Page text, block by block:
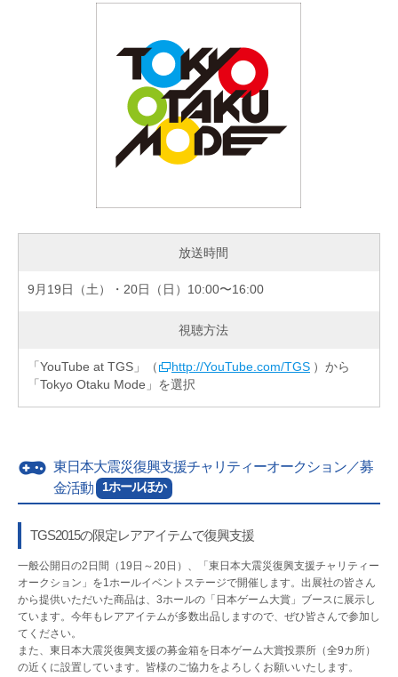
放送時間
9月19日（土）・20日（日）10:00〜16:00
視聴方法
「YouTube at TGS」（ http://YouTube.com/TGS ）から
「Tokyo Otaku Mode」を選択
東日本大震災復興支援チャリティーオークション／募
金活動
1ホールほか
TGS2015の限定レアアイテムで復興支援
一般公開日の2日間（19日～20日）、「東日本大震災復興支援チャリティー
オークション」を1ホールイベントステージで開催します。出展社の皆さん
から提供いただいた商品は、3ホールの「日本ゲーム大賞」ブースに展示し
ています。今年もレアアイテムが多数出品しますので、ぜひ皆さんで参加し
てください。
また、東日本大震災復興支援の募金箱を日本ゲーム大賞投票所（全9カ所）
の近くに設置しています。皆様のご協力をよろしくお願いいたします。